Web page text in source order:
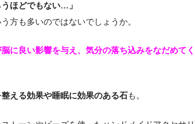
ほどでもない…」
方も多いのではないでしょうか。
に良い影響を与え、気分の落ち込みをなだめてく
える効果や睡眠に効果のある石も。